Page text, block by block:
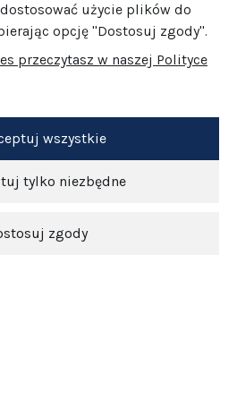
użycie plików do
opcję "Dostosuj zgody".
przeczytasz w naszej Polityce
tylko niezbędne
zgody
wszystkie